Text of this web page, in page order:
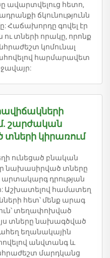
ավարտվելուց հետո,
ճկունությունն
Հաճախորդը գովել էր
ու տների որակը, որոնք
կոմունալ
հարմարավետ
շարժական
կիրառում
ունեցած բնական
նախասիրված տները
դրության
համատեղ
հետ՝ մենք արագ
տեղափոխված
տները նախագծված
եղանակային
անվտանգ և
մարդկանց